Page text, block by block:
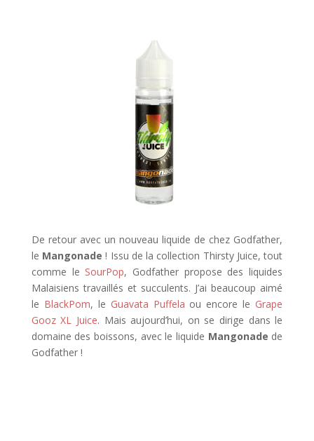
De retour avec un nouveau liquide de chez Godfather,
le Mangonade ! Issu de la collection Thirsty Juice, tout
comme le SourPop, Godfather propose des liquides
Malaisiens travaillés et succulents. J’ai beaucoup aimé
le BlackPom, le Guavata Puffela ou encore le Grape
Gooz XL Juice. Mais aujourd’hui, on se dirige dans le
domaine des boissons, avec le liquide Mangonade de
Godfather !